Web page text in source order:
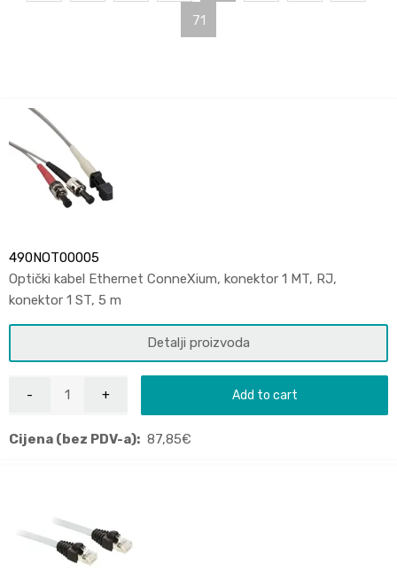
71
490NOT00005
Optički kabel Ethernet ConneXium, konektor 1 MT, RJ,
konektor 1 ST, 5 m
Detalji proizvoda
Add to cart
Cijena (bez PDV-a): 87,85€